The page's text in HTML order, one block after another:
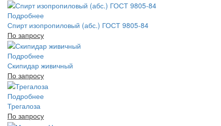
Подробнее
Спирт изопропиловый (абс.) ГОСТ 9805-84
По запросу
Подробнее
Скипидар живичный
По запросу
Подробнее
Трегалоза
По запросу